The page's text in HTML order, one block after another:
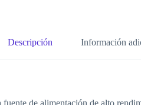
Descripción Información